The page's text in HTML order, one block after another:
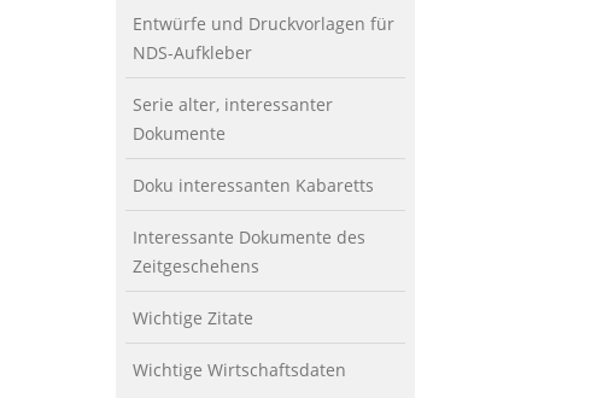
Entwürfe und Druckvorlagen für
NDS-Aufkleber
Serie alter, interessanter
Dokumente
Doku interessanten Kabaretts
Interessante Dokumente des
Zeitgeschehens
Wichtige Zitate
Wichtige Wirtschaftsdaten